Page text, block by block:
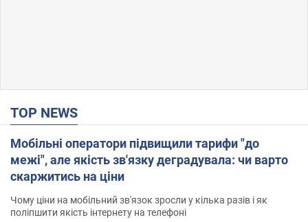
TOP NEWS
Мобільні оператори підвищили тарифи "до
межі", але якість зв'язку деградувала: чи варто
скаржитись на ціни
Чому ціни на мобільний зв'язок зросли у кілька разів і як
поліпшити якість інтернету на телефоні